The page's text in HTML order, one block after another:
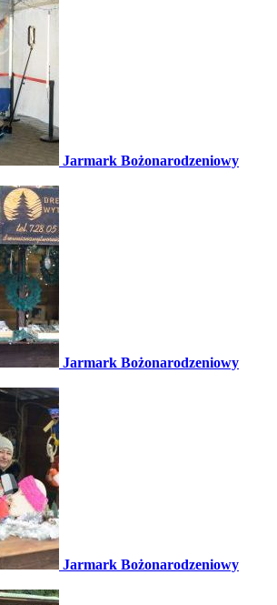
Jarmark Bożonarodzeniowy
Jarmark Bożonarodzeniowy
Jarmark Bożonarodzeniowy